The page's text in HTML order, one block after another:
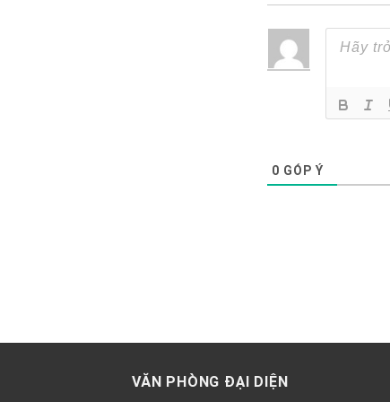
0 GÓP Ý
VĂN PHÒNG ĐẠI DIỆN